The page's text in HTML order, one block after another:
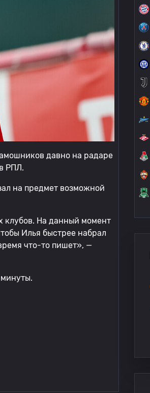
давно на радаре
РПЛ.
на предмет возможной
клубов. На данный момент
Илья быстрее набрал
что-то пишет», —